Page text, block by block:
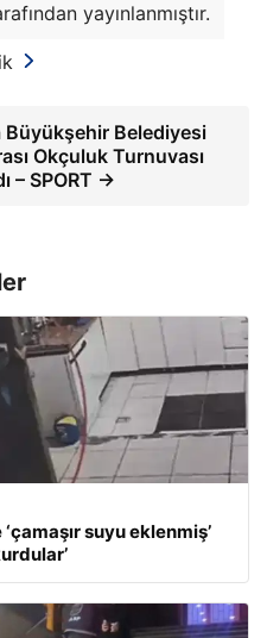
yayınlanmıştır.
Büyükşehir Belediyesi
Okçuluk Turnuvası
– SPORT →
suyu eklenmiş’